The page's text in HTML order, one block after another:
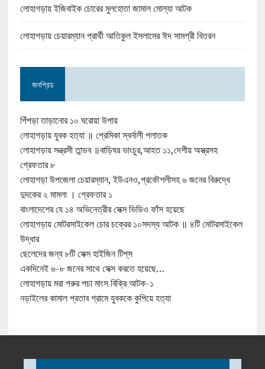
লোহাগড়ায় ইজিবাইক চোরের মুলহোতা জামাল মোল্যা আটক
লোহাগড়ায় চেয়ারম্যান প্রার্থী আতিকুল ইসলামের ঈদ সামগ্রী বিতরন
জনপ্রিয়
পিঁপড়া তাড়ানোর ১০ ঘরোয়া উপায়
লোহাগড়ায় যুবক হত্যা ॥ প্রেমিকা স্বর্নালী পলাতক
লোহাগড়ায় সন্ত্রসী তান্ডব ॥বাড়িঘর ভাংচুর,আহত ১১,দেশীয় অস্ত্রসহ
গ্রেফতার ৮
লোহাগড়া উপজেলা চেয়ারম্যান, ইউএনও,প্রকৌশলীসহ ৬ জনের বিরুদ্ধে
দুদকের ২ মামলা । গ্রেফতার ১
বাংলাদেশের যে ১৪ অভিনেত্রীর সেক্স ভিডিও ফাঁস হয়েছে
লোহাগড়ায় মোটরসাইকেল চোর চক্রের ১০সদস্য আটক ॥ ৪টি মোটরসাইকেল
উদ্ধার
ছেলেদের জন্য ৮টি সেক্স হাইজিন টিপ্‌স
একদিনেই ৬-৮ জনের সাথে সেক্স করতে হয়েছে…
লোহাগড়ায় মরা গরুর পচা মাংস বিক্রি আটক-১
নড়াইলের কামাল প্রতাব গ্রামে যুবককে কুপিয়ে হত্যা